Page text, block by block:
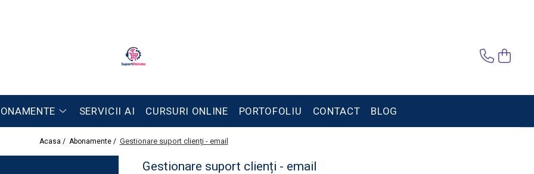
SERVICII AI CURSURI ONLINE PORTOFOLIU CONTACT BLOG
Acasa / Abonamente / Gestionare suport clienți - email
Gestionare suport clienți - email